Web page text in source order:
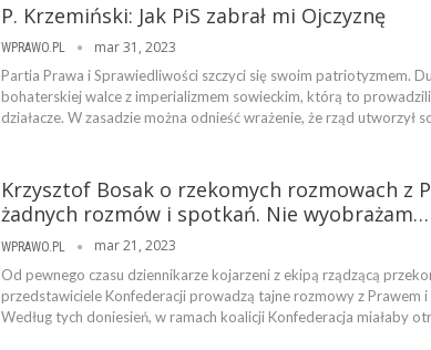
P. Krzemiński: Jak PiS zabrał mi Ojczyznę
WPRAWO.PL mar 31, 2023
Partia Prawa i Sprawiedliwości szczyci się swoim patriotyzmem.
bohaterskiej walce z imperializmem sowieckim, którą to prowadzili
działacze. W zasadzie można odnieść wrażenie, że rząd utworzył
Krzysztof Bosak o rzekomych rozmowach z
żadnych rozmów i spotkań. Nie wyobrażam…
WPRAWO.PL mar 21, 2023
Od pewnego czasu dziennikarze kojarzeni z ekipą rządzącą
przedstawiciele Konfederacji prowadzą tajne rozmowy z Prawem
Według tych doniesień, w ramach koalicji Konfederacja miałaby